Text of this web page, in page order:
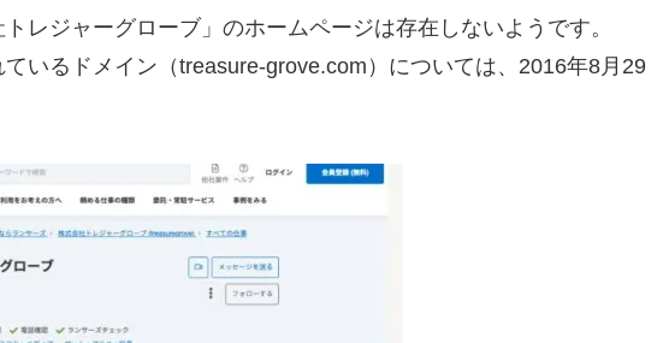
レジャーグローブ」のホームページは存在しないようです。
いるドメイン（treasure-grove.com）については、2016年8月29